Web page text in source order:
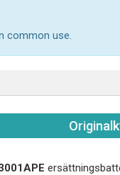
common use.